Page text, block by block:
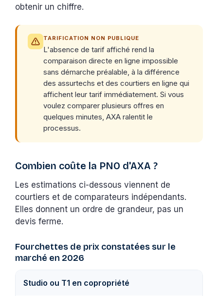
obtenir un chiffre.
TARIFICATION NON PUBLIQUE
L'absence de tarif affiché rend la
comparaison directe en ligne impossible
sans démarche préalable, à la différence
des assurtechs et des courtiers en ligne qui
affichent leur tarif immédiatement. Si vous
voulez comparer plusieurs offres en
quelques minutes, AXA ralentit le
processus.
Combien coûte la PNO d'AXA ?
Les estimations ci-dessous viennent de
courtiers et de comparateurs indépendants.
Elles donnent un ordre de grandeur, pas un
devis ferme.
Fourchettes de prix constatées sur le
marché en 2026
Studio ou T1 en copropriété